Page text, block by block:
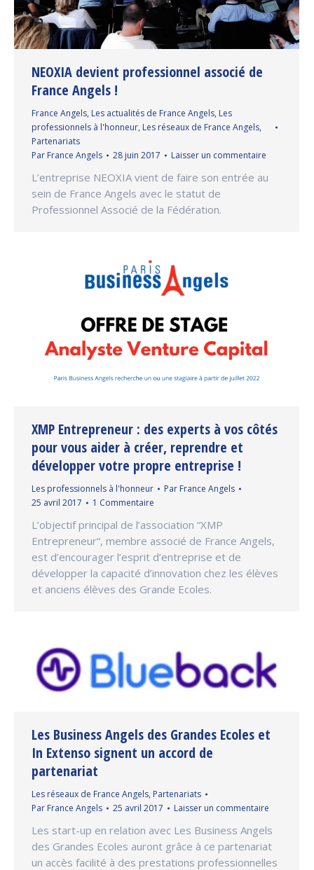
NEOXIA devient professionnel associé de
France Angels !
France Angels, Les actualités de France Angels, Les
professionnels à l'honneur, Les réseaux de France Angels,
Partenariats
Par France Angels 28 juin 2017 Laisser un commentaire
L’entreprise NEOXIA vient de faire son entrée au
sein de France Angels avec le statut de
Professionnel Associé de la Fédération.
XMP Entrepreneur : des experts à vos côtés
pour vous aider à créer, reprendre et
développer votre propre entreprise !
Les professionnels à l'honneur Par France Angels
25 avril 2017
1 Commentaire
L’objectif principal de l’association “XMP
Entrepreneur“, membre associé de France Angels,
est d’encourager l’esprit d’entreprise et de
développer la capacité d’innovation chez les élèves
et anciens élèves des Grande Ecoles.
Les Business Angels des Grandes Ecoles et
In Extenso signent un accord de
partenariat
Les réseaux de France Angels, Partenariats
Par France Angels 25 avril 2017 Laisser un commentaire
Les start-up en relation avec Les Business Angels
des Grandes Ecoles auront grâce à ce partenariat
un accès facilité à des prestations professionnelles